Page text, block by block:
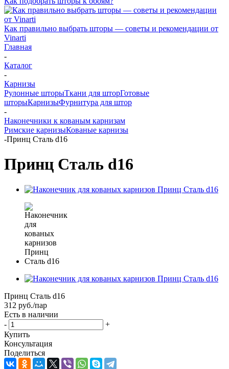
Как правильно выбрать шторы — советы и рекомендации от
Vinarti
Главная
-
Каталог
-
Карнизы
Рулонные шторыТкани для шторГотовые
шторыКарнизыФурнитура для штор
-
Наконечники к кованым карнизам
Римские карнизыКованые карнизы
-Принц Сталь d16
Принц Сталь d16
Принц Сталь d16
312 руб./пар
Есть в наличии
-
+
Купить
Консультация
Поделиться